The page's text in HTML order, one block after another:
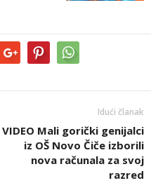
Idući članak
VIDEO Mali gorički genijalci
iz OŠ Novo Čiče izborili
nova računala za svoj
razred